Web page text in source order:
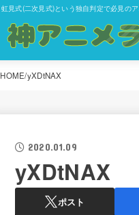
虹見式(二次見式)という独自判定で必見の
HOME yXDtNAX
2020.01.09
yXDtNAX
ポスト